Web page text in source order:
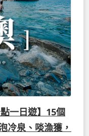
一日遊】15個
冷泉、啖漁獲，